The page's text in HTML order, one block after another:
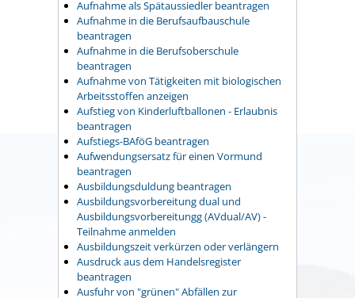
Aufnahme als Spätaussiedler beantragen
Aufnahme in die Berufsaufbauschule
beantragen
Aufnahme in die Berufsoberschule
beantragen
Aufnahme von Tätigkeiten mit biologischen
Arbeitsstoffen anzeigen
Aufstieg von Kinderluftballonen - Erlaubnis
beantragen
Aufstiegs-BAföG beantragen
Aufwendungsersatz für einen Vormund
beantragen
Ausbildungsduldung beantragen
Ausbildungsvorbereitung dual und
Ausbildungsvorbereitungg (AVdual/AV) -
Teilnahme anmelden
Ausbildungszeit verkürzen oder verlängern
Ausdruck aus dem Handelsregister
beantragen
Ausfuhr von "grünen" Abfällen zur